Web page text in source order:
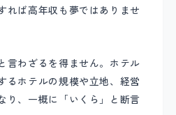
れば高年収も夢ではありませ
言わざるを得ません。ホテル
るホテルの規模や立地、経営
り、一概に「いくら」と断言